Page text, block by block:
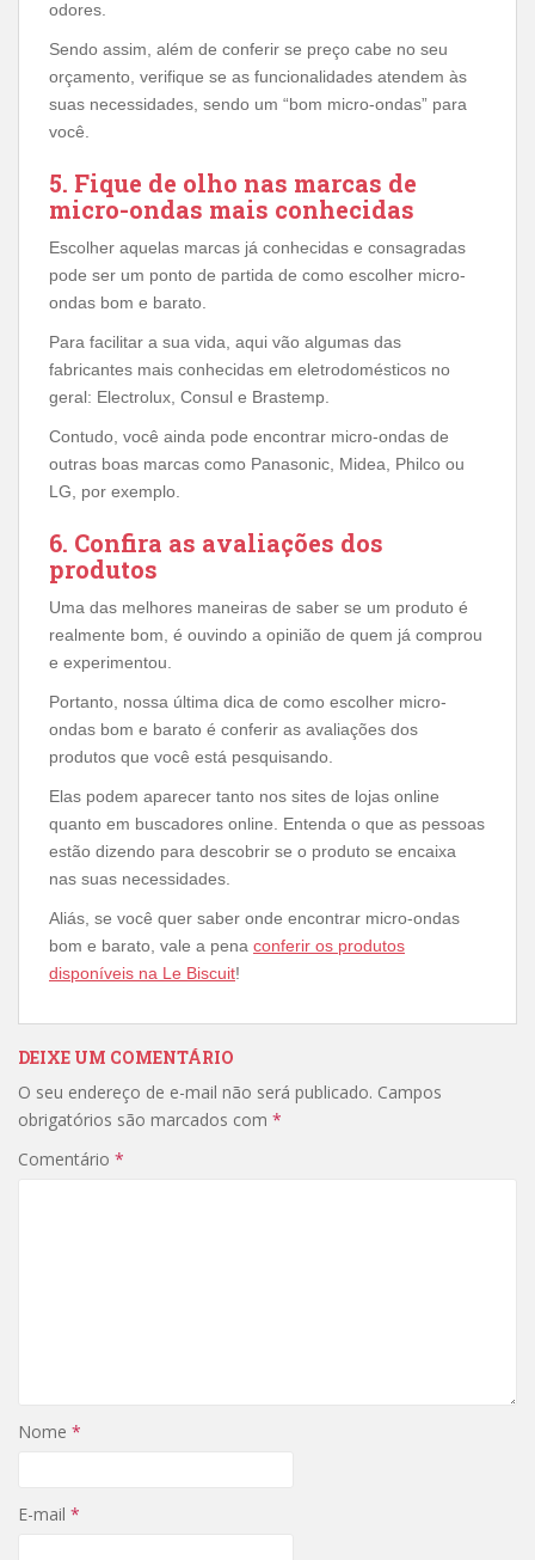
odores.
Sendo assim, além de conferir se preço cabe no seu
orçamento, verifique se as funcionalidades atendem às
suas necessidades, sendo um “bom micro-ondas” para
você.
5. Fique de olho nas marcas de
micro-ondas mais conhecidas
Escolher aquelas marcas já conhecidas e consagradas
pode ser um ponto de partida de como escolher micro-
ondas bom e barato.
Para facilitar a sua vida, aqui vão algumas das
fabricantes mais conhecidas em eletrodomésticos no
geral: Electrolux, Consul e Brastemp.
Contudo, você ainda pode encontrar micro-ondas de
outras boas marcas como Panasonic, Midea, Philco ou
LG, por exemplo.
6. Confira as avaliações dos
produtos
Uma das melhores maneiras de saber se um produto é
realmente bom, é ouvindo a opinião de quem já comprou
e experimentou.
Portanto, nossa última dica de como escolher micro-
ondas bom e barato é conferir as avaliações dos
produtos que você está pesquisando.
Elas podem aparecer tanto nos sites de lojas online
quanto em buscadores online. Entenda o que as pessoas
estão dizendo para descobrir se o produto se encaixa
nas suas necessidades.
Aliás, se você quer saber onde encontrar micro-ondas
bom e barato, vale a pena conferir os produtos
disponíveis na Le Biscuit!
DEIXE UM COMENTÁRIO
O seu endereço de e-mail não será publicado. Campos
obrigatórios são marcados com *
Comentário *
Nome *
E-mail *